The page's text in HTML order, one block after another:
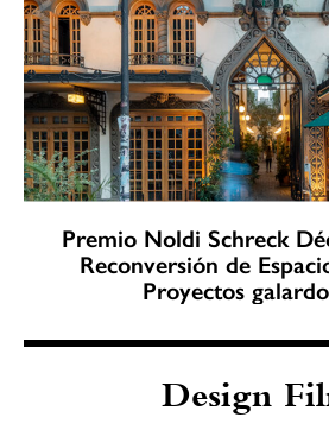
Premio Noldi Schreck
Reconversión de
Proyectos
Design